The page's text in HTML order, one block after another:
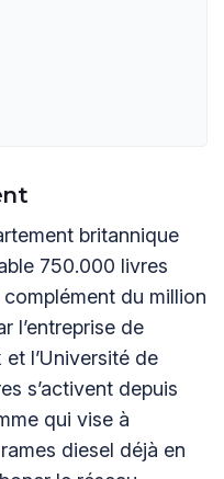
britannique
750.000 livres
du million
l’entreprise de
l’Université de
s’activent depuis
qui vise à
diesel déjà en